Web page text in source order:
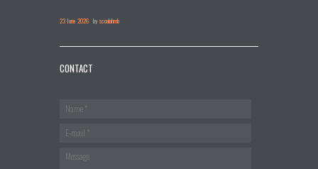
23 June 2026 by scoalahmb
CONTACT